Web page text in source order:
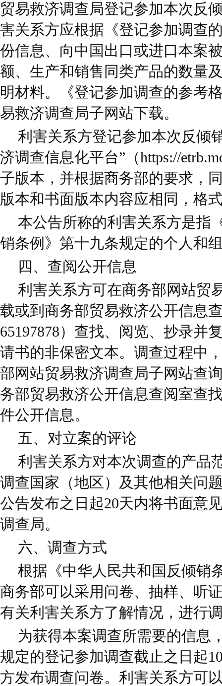
贸易救济调查局登记参加本次反
害关系方应根据《登记参加调查
份信息、向中国出口或进口本案
额、生产和销售同类产品的数量
明材料。《登记参加调查的参考
易救济调查局子网站下载。
利害关系方登记参加本次反倾
济调查信息化平台”（https://
子版本，并根据商务部的要求，
版本和书面版本内容应相同，格
本公告所称的利害关系方是指
销条例》第十九条规定的个人和
四、查阅公开信息
利害关系方可在商务部网站贸
载或到商务部贸易救济公开信息
65197878）查找、阅览、抄录并
请书的非保密文本。调查过程中
部网站贸易救济调查局子网站查
务部贸易救济公开信息查阅室查
件公开信息。
五、对立案的评论
利害关系方对本次调查的产品
调查国家（地区）及其他相关问
公告发布之日起20天内将书面意
调查局。
六、调查方式
根据《中华人民共和国反倾销
商务部可以采用问卷、抽样、听
有关利害关系方了解情况，进行
为获得本案调查所需要的信息
规定的登记参加调查截止之日起
方发布调查问卷。利害关系方可